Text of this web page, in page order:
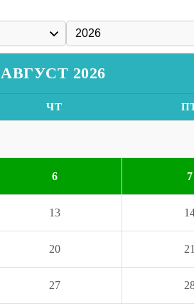
АВГУСТ 2026
ЧТ
6 7
13
20 21
27